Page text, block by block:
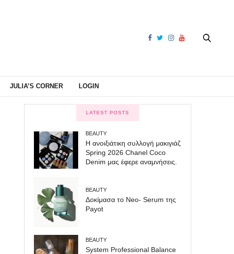
JULIA’S CORNER LOGIN
LATEST POSTS
BEAUTY
Η ανοιξιάτικη συλλογή μακιγιάζ
Spring 2026 Chanel Coco
Denim μας έφερε αναμνήσεις.
BEAUTY
Δοκίμασα το Neo- Serum της
Payot
BEAUTY
System Professional Balance